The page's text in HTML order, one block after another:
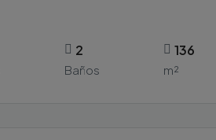
2
Baños
136
m²